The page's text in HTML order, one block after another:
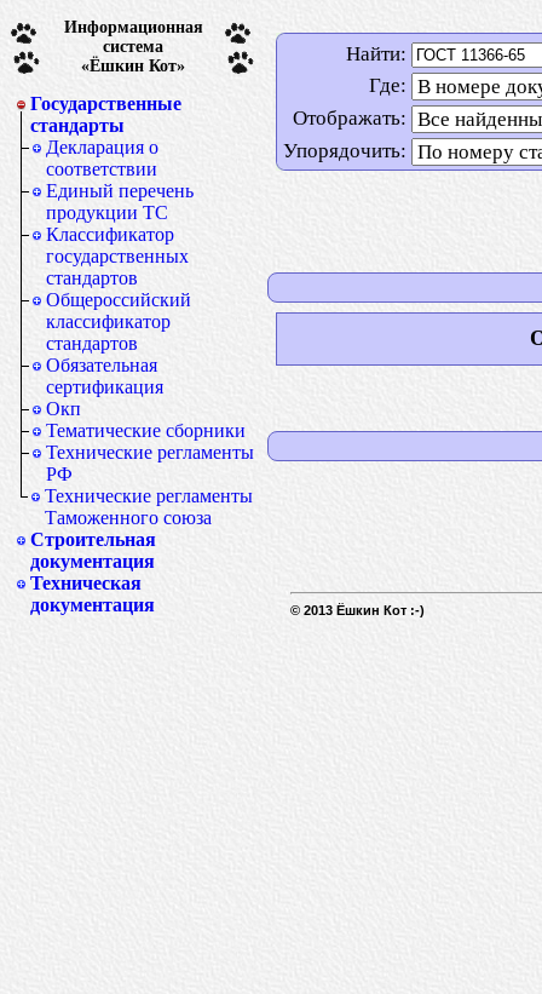
Информационная
система
«Ёшкин Кот»
Государственные
стандарты
Декларация о
соответствии
Единый перечень
продукции ТС
Классификатор
государственных
стандартов
Общероссийский
классификатор
стандартов
Обязательная
сертификация
Окп
Тематические сборники
Технические регламенты
РФ
Технические регламенты
Таможенного союза
Строительная
документация
Техническая
документация
Найти:
Где:
Отображать:
Упорядочить:
© 2013 Ёшкин Кот :-)